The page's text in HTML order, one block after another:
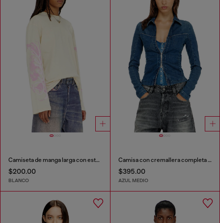
Camiseta de manga larga con estampados gráficos y cristales
$200.00
BLANCO
Camisa con cremallera completa en denim
$395.00
AZUL MEDIO